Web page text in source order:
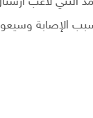
بسبب الإصابة